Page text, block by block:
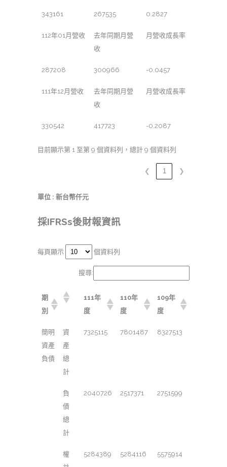
343161 267535 0.2827
112年01月營收
去年同期月營
收
月營收成長率
287208 300966 -0.0457
111年12月營收
去年同期月營
收
月營收成長率
330542 417723 -0.2087
目前顯示第 1 至第 9 個資料列，總計 9 個資料列
❮ 1 ❯
單位 : 新台幣仟元
採IFRSs後財報資訊
每頁顯示 個資料列
搜尋:
期
別
111年
度
110年
度
109年
度
簡明
資產
負債
資
產
總
計
7325115 7801487 8327513
負
債
總
計
2040726 2517371 2751599
權
5284389 5284116 5575914